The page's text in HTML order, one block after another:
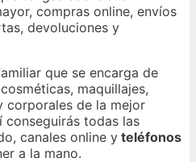
compras online, envíos
devoluciones y
que se encarga de
maquillajes,
corporales de la mejor
conseguirás todas las
canales online y teléfonos
a la mano.